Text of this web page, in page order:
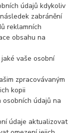
údajů kdykoliv
zabránění
reklamních
obsahu na
vaše osobní
zpracovávaným
kopii
údajů na
údaje aktualizovat